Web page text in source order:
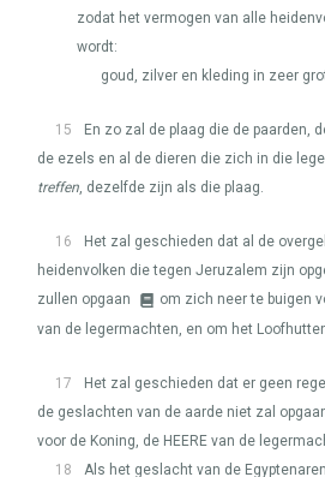
zodat het vermogen van alle
wordt:
goud, zilver en kleding in zeer
15
En zo zal de plaag die de paarden,
de ezels en al de dieren die zich in die
treffen, dezelfde zijn als die plaag.
16
Het zal geschieden dat al de
heidenvolken die tegen Jeruzalem zijn
zullen opgaan
om zich neer te buigen
van de legermachten, en om het
17
Het zal geschieden dat er geen
de geslachten van de aarde niet zal
voor de Koning, de HEERE van de
18
Als het geslacht van de